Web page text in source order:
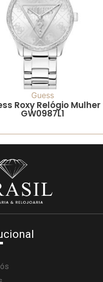
Guess
Roxy Relógio Mulher
GW0987L1